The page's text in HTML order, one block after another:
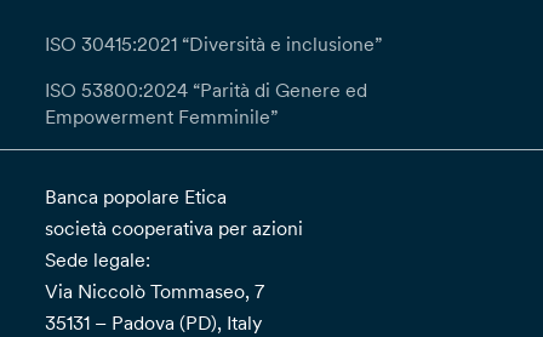
ISO 30415:2021 “Diversità e inclusione”
ISO 53800:2024 “Parità di Genere ed
Empowerment Femminile”
Banca popolare Etica
società cooperativa per azioni
Sede legale:
Via Niccolò Tommaseo, 7
35131 – Padova (PD), Italy